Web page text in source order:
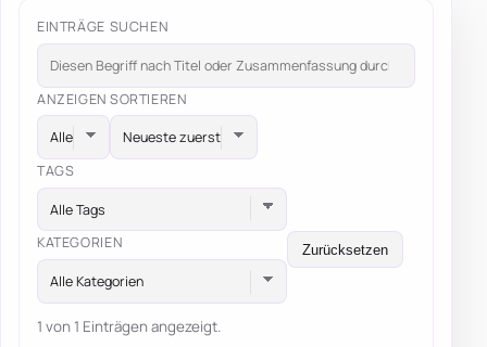
EINTRÄGE SUCHEN
ANZEIGEN SORTIEREN
TAGS
Alle Tags
KATEGORIEN
Alle Kategorien
Zurücksetzen
1 von 1 Einträgen angezeigt.